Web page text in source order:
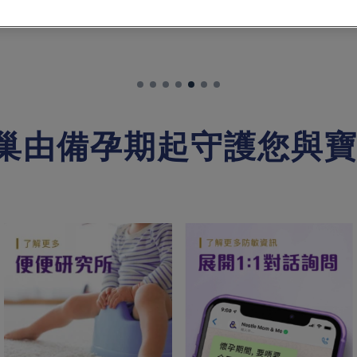
由備孕期起守護您與